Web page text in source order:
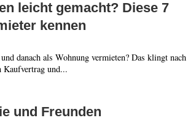
leicht gemacht? Diese 7
kennen
danach als Wohnung vermieten? Das klingt nach
Kaufvertrag und...
und Freunden